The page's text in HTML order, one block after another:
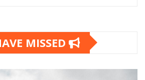
MISSED